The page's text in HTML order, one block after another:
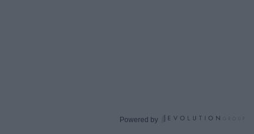
Powered by